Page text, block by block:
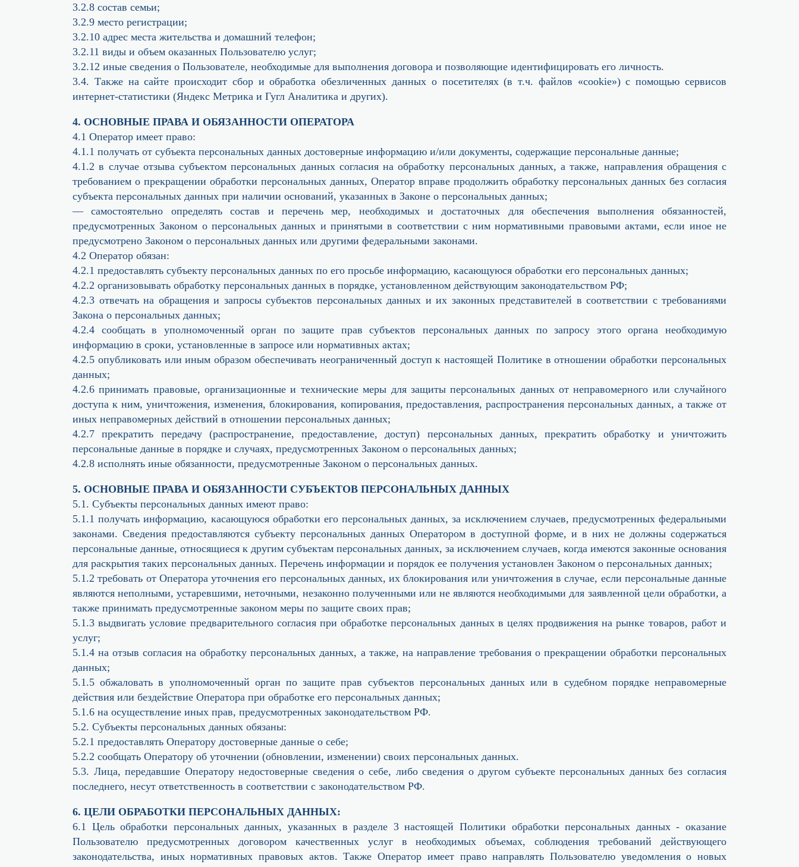
3.2.8 состав семьи;
3.2.9 место регистрации;
3.2.10 адрес места жительства и домашний телефон;
3.2.11 виды и объем оказанных Пользователю услуг;
3.2.12 иные сведения о Пользователе, необходимые для выполнения договора и позволяющие идентифицировать его личность.
3.4. Также на сайте происходит сбор и обработка обезличенных данных о посетителях (в т.ч. файлов «cookie») с помощью сервисов
интернет-статистики (Яндекс Метрика и Гугл Аналитика и других).
4. ОСНОВНЫЕ ПРАВА И ОБЯЗАННОСТИ ОПЕРАТОРА
4.1 Оператор имеет право:
4.1.1 получать от субъекта персональных данных достоверные информацию и/или документы, содержащие персональные данные;
4.1.2 в случае отзыва субъектом персональных данных согласия на обработку персональных данных, а также, направления обращения с
требованием о прекращении обработки персональных данных, Оператор вправе продолжить обработку персональных данных без согласия
субъекта персональных данных при наличии оснований, указанных в Законе о персональных данных;
— самостоятельно определять состав и перечень мер, необходимых и достаточных для обеспечения выполнения обязанностей,
предусмотренных Законом о персональных данных и принятыми в соответствии с ним нормативными правовыми актами, если иное не
предусмотрено Законом о персональных данных или другими федеральными законами.
4.2 Оператор обязан:
4.2.1 предоставлять субъекту персональных данных по его просьбе информацию, касающуюся обработки его персональных данных;
4.2.2 организовывать обработку персональных данных в порядке, установленном действующим законодательством РФ;
4.2.3 отвечать на обращения и запросы субъектов персональных данных и их законных представителей в соответствии с требованиями
Закона о персональных данных;
4.2.4 сообщать в уполномоченный орган по защите прав субъектов персональных данных по запросу этого органа необходимую
информацию в сроки, установленные в запросе или нормативных актах;
4.2.5 опубликовать или иным образом обеспечивать неограниченный доступ к настоящей Политике в отношении обработки персональных
данных;
4.2.6 принимать правовые, организационные и технические меры для защиты персональных данных от неправомерного или случайного
доступа к ним, уничтожения, изменения, блокирования, копирования, предоставления, распространения персональных данных, а также от
иных неправомерных действий в отношении персональных данных;
4.2.7 прекратить передачу (распространение, предоставление, доступ) персональных данных, прекратить обработку и уничтожить
персональные данные в порядке и случаях, предусмотренных Законом о персональных данных;
4.2.8 исполнять иные обязанности, предусмотренные Законом о персональных данных.
5. ОСНОВНЫЕ ПРАВА И ОБЯЗАННОСТИ СУБЪЕКТОВ ПЕРСОНАЛЬНЫХ ДАННЫХ
5.1. Субъекты персональных данных имеют право:
5.1.1 получать информацию, касающуюся обработки его персональных данных, за исключением случаев, предусмотренных федеральными
законами. Сведения предоставляются субъекту персональных данных Оператором в доступной форме, и в них не должны содержаться
персональные данные, относящиеся к другим субъектам персональных данных, за исключением случаев, когда имеются законные основания
для раскрытия таких персональных данных. Перечень информации и порядок ее получения установлен Законом о персональных данных;
5.1.2 требовать от Оператора уточнения его персональных данных, их блокирования или уничтожения в случае, если персональные данные
являются неполными, устаревшими, неточными, незаконно полученными или не являются необходимыми для заявленной цели обработки, а
также принимать предусмотренные законом меры по защите своих прав;
5.1.3 выдвигать условие предварительного согласия при обработке персональных данных в целях продвижения на рынке товаров, работ и
услуг;
5.1.4 на отзыв согласия на обработку персональных данных, а также, на направление требования о прекращении обработки персональных
данных;
5.1.5 обжаловать в уполномоченный орган по защите прав субъектов персональных данных или в судебном порядке неправомерные
действия или бездействие Оператора при обработке его персональных данных;
5.1.6 на осуществление иных прав, предусмотренных законодательством РФ.
5.2. Субъекты персональных данных обязаны:
5.2.1 предоставлять Оператору достоверные данные о себе;
5.2.2 сообщать Оператору об уточнении (обновлении, изменении) своих персональных данных.
5.3. Лица, передавшие Оператору недостоверные сведения о себе, либо сведения о другом субъекте персональных данных без согласия
последнего, несут ответственность в соответствии с законодательством РФ.
6. ЦЕЛИ ОБРАБОТКИ ПЕРСОНАЛЬНЫХ ДАННЫХ:
6.1 Цель обработки персональных данных, указанных в разделе 3 настоящей Политики обработки персональных данных - оказание
Пользователю предусмотренных договором качественных услуг в необходимых объемах, соблюдения требований действующего
законодательства, иных нормативных правовых актов. Также Оператор имеет право направлять Пользователю уведомления о новых